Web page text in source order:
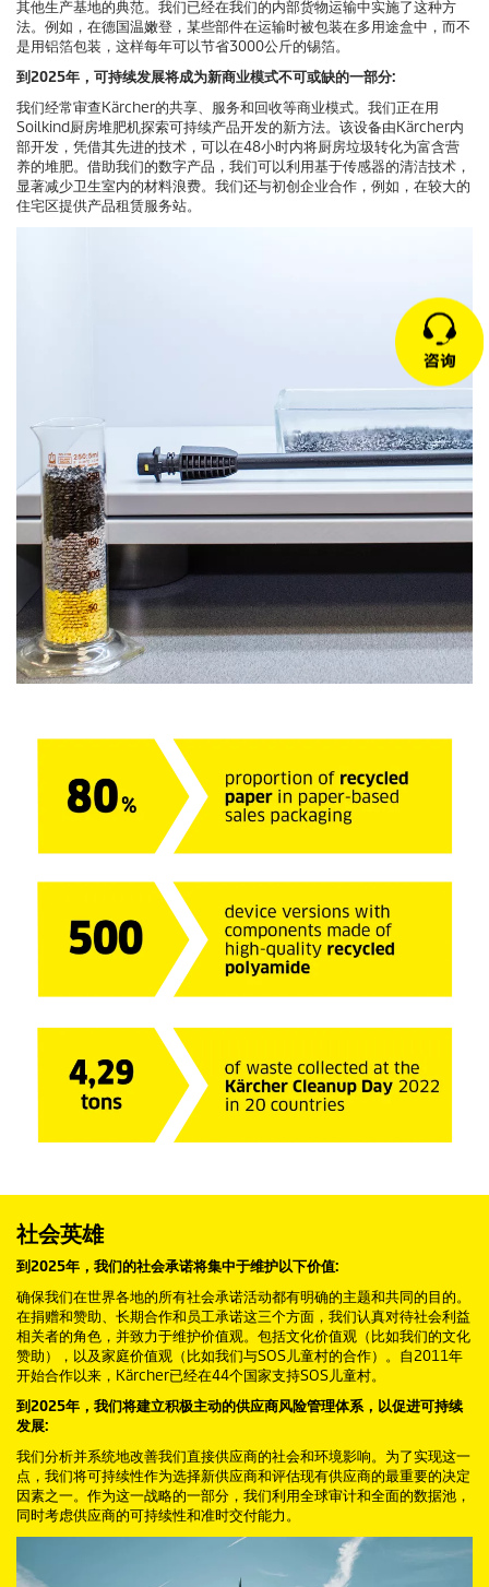
其他生产基地的典范。我们已经在我们的内部货物运输中实施了这种方
法。例如，在德国温嫩登，某些部件在运输时被包装在多用途盒中，而不
是用铝箔包装，这样每年可以节省3000公斤的锡箔。
到2025年，可持续发展将成为新商业模式不可或缺的一部分:
我们经常审查Kärcher的共享、服务和回收等商业模式。我们正在用
Soilkind厨房堆肥机探索可持续产品开发的新方法。该设备由Kärcher内
部开发，凭借其先进的技术，可以在48小时内将厨房垃圾转化为富含营
养的堆肥。借助我们的数字产品，我们可以利用基于传感器的清洁技术，
显著减少卫生室内的材料浪费。我们还与初创企业合作，例如，在较大的
住宅区提供产品租赁服务站。
社会英雄
到2025年，我们的社会承诺将集中于维护以下价值:
确保我们在世界各地的所有社会承诺活动都有明确的主题和共同的目的。
在捐赠和赞助、长期合作和员工承诺这三个方面，我们认真对待社会利益
相关者的角色，并致力于维护价值观。包括文化价值观（比如我们的文化
赞助），以及家庭价值观（比如我们与SOS儿童村的合作）。自2011年
开始合作以来，Kärcher已经在44个国家支持SOS儿童村。
到2025年，我们将建立积极主动的供应商风险管理体系，以促进可持续
发展:
我们分析并系统地改善我们直接供应商的社会和环境影响。为了实现这一
点，我们将可持续性作为选择新供应商和评估现有供应商的最重要的决定
因素之一。作为这一战略的一部分，我们利用全球审计和全面的数据池，
同时考虑供应商的可持续性和准时交付能力。